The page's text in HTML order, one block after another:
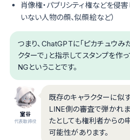
肖像権・パブリシティ権などを侵
いない人物の顔、似顔絵など）
つまり、ChatGPTに「ピカチュウみ
クターで」と指示してスタンプを作
NGということです。
室谷
代表取締役
既存のキャラクターに似
LINE側の審査で弾かれ
たとしても権利者からの
可能性があります。